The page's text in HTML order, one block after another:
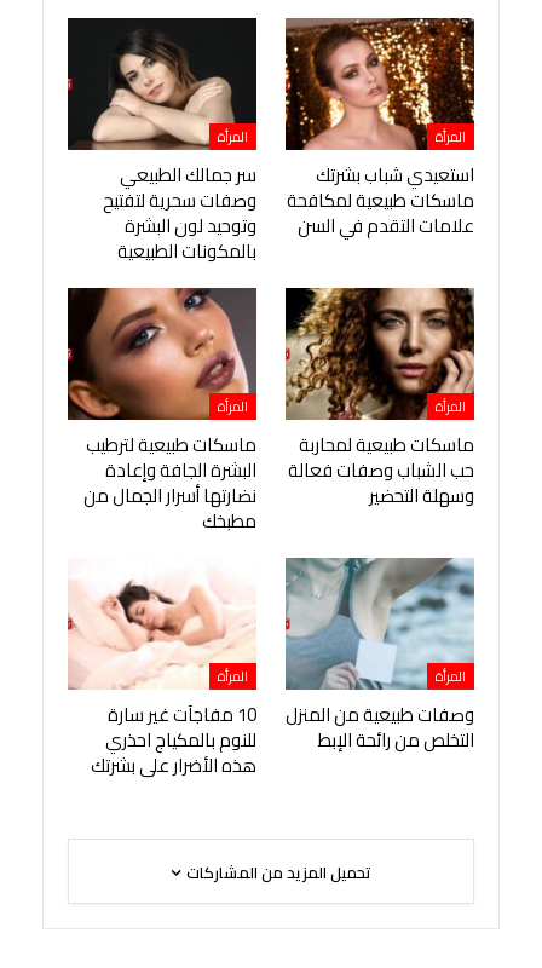
المرأة
استعيدي شباب بشرتك
ماسكات طبيعية لمكافحة
علامات التقدم في السن
المرأة
سر جمالك الطبيعي
وصفات سحرية لتفتيح
وتوحيد لون البشرة
بالمكونات الطبيعية
المرأة
ماسكات طبيعية لمحاربة
حب الشباب وصفات فعالة
وسهلة التحضير
المرأة
ماسكات طبيعية لترطيب
البشرة الجافة وإعادة
نضارتها أسرار الجمال من
مطبخك
المرأة
وصفات طبيعية من المنزل
التخلص من رائحة الإبط
المرأة
10 مفاجآت غير سارة
للنوم بالمكياج احذري
هذه الأضرار على بشرتك
تحميل المزيد من المشاركات